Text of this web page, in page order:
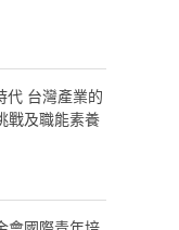
代 台灣產業的
戰及職能素養